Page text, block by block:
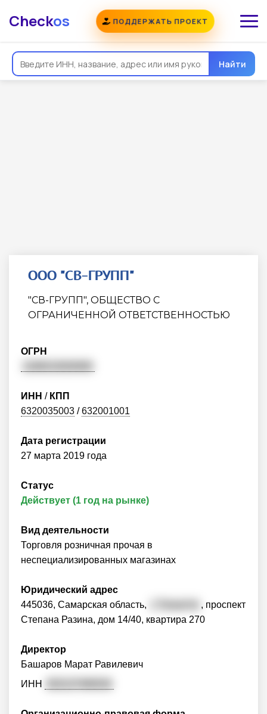
Checkos ПОДДЕРЖАТЬ ПРОЕКТ
Найти
ООО "СВ-ГРУПП"
"СВ-ГРУПП", ОБЩЕСТВО С
ОГРАНИЧЕННОЙ ОТВЕТСТВЕННОСТЬЮ
ОГРН
ИНН / КПП
6320035003 /632001001
Дата регистрации
27 марта 2019 года
Статус
Действует (1 год на рынке)
Вид деятельности
Торговля розничная прочая в
неспециализированных магазинах
Юридический адрес
445036, Самарская область,
, проспект
Степана Разина, дом 14/40, квартира 270
Директор
Башаров Марат Равилевич
ИНН